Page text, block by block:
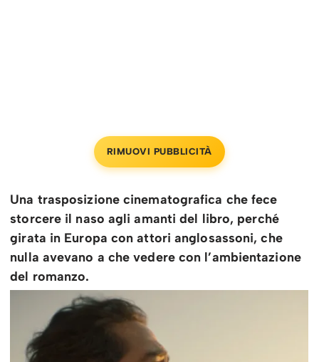
RIMUOVI PUBBLICITÀ
Una trasposizione cinematografica che fece
storcere il naso agli amanti del libro, perché
girata in Europa con attori anglosassoni, che
nulla avevano a che vedere con l’ambientazione
del romanzo.